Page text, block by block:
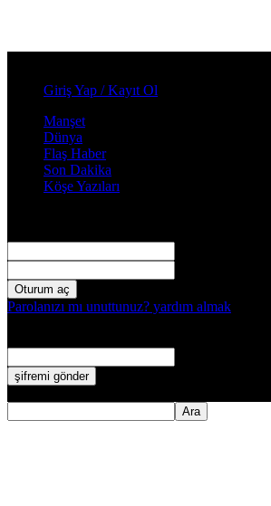
Giriş Yap / Kayıt Ol
Manşet
Dünya
Flaş Haber
Son Dakika
Köşe Yazıları
Parolanızı mı unuttunuz? yardım almak